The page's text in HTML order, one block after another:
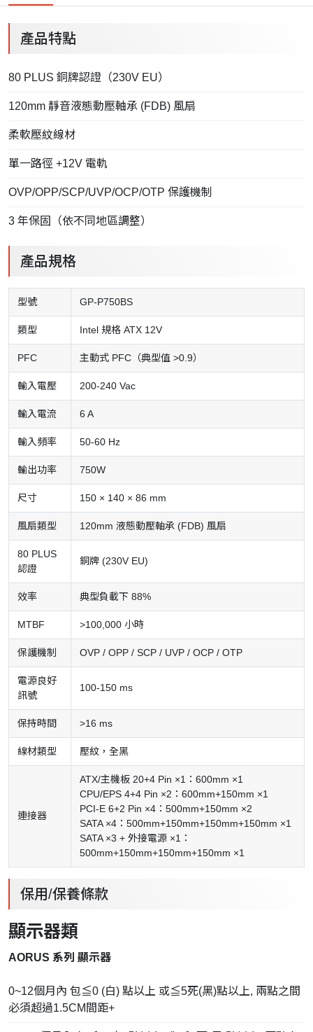
產品特點
80 PLUS 銅牌認證（230V EU）
120mm 靜音液態動壓軸承 (FDB) 風扇
柔軟壓紋線材
單一路徑 +12V 電軌
OVP/OPP/SCP/UVP/OCP/OTP 保護機制
3 年保固（依不同地區調整）
產品規格
型號 GP-P750BS
類型 Intel 規格 ATX 12V
PFC 主動式 PFC（典型值 >0.9）
輸入電壓 200-240 Vac
輸入電流 6 A
輸入頻率 50-60 Hz
輸出功率 750W
尺寸 150 × 140 × 86 mm
風扇類型 120mm 液態動壓軸承 (FDB) 風扇
80 PLUS
認證
銅牌 (230V EU)
效率 典型負載下 88%
MTBF >100,000 小時
保護機制 OVP / OPP / SCP / UVP / OCP / OTP
電源良好
訊號
100-150 ms
保持時間 >16 ms
線材類型 壓紋，全黑
連接器
ATX/主機板 20+4 Pin ×1：600mm ×1
CPU/EPS 4+4 Pin ×2：600mm+150mm ×1
PCI-E 6+2 Pin ×4：500mm+150mm ×2
SATA ×4：500mm+150mm+150mm+150mm ×1
SATA ×3 + 外接電源 ×1：
500mm+150mm+150mm+150mm ×1
保用/保養條款
顯示器類
AORUS 系列 顯示器
0~12個月內 包≦0 (白) 點以上 或≦5死(黑)點以上, 兩點之間
必須超過1.5CM間距+